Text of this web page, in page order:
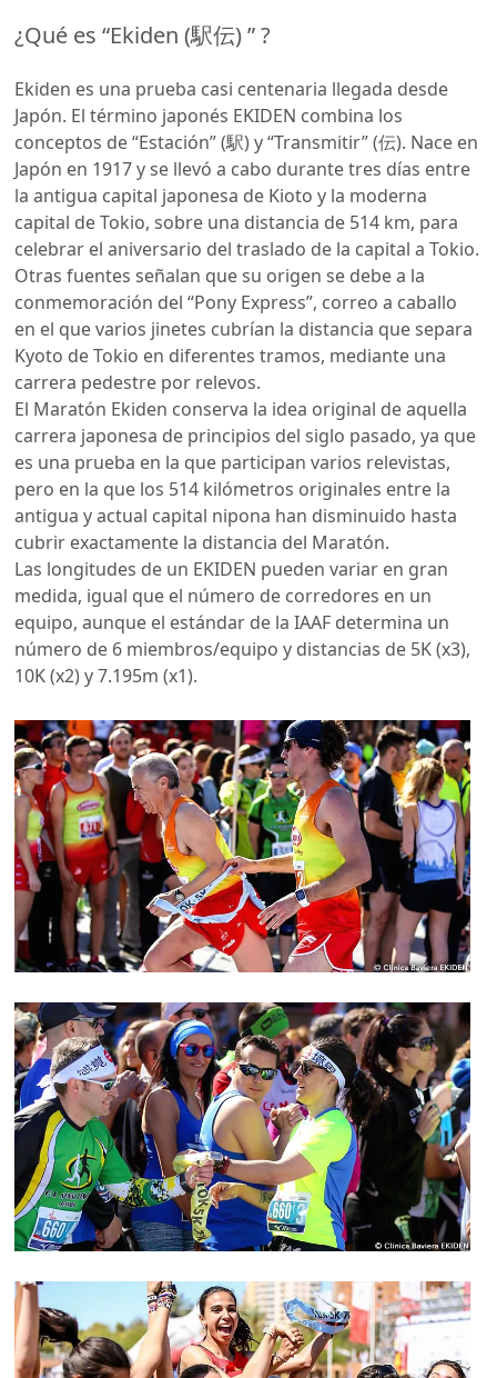
¿Qué es “Ekiden (駅伝) ” ?
Ekiden es una prueba casi centenaria llegada desde
Japón. El término japonés EKIDEN combina los
conceptos de “Estación” (駅) y “Transmitir” (伝). Nace en
Japón en 1917 y se llevó a cabo durante tres días entre
la antigua capital japonesa de Kioto y la moderna
capital de Tokio, sobre una distancia de 514 km, para
celebrar el aniversario del traslado de la capital a Tokio.
Otras fuentes señalan que su origen se debe a la
conmemoración del “Pony Express”, correo a caballo
en el que varios jinetes cubrían la distancia que separa
Kyoto de Tokio en diferentes tramos, mediante una
carrera pedestre por relevos.
El Maratón Ekiden conserva la idea original de aquella
carrera japonesa de principios del siglo pasado, ya que
es una prueba en la que participan varios relevistas,
pero en la que los 514 kilómetros originales entre la
antigua y actual capital nipona han disminuido hasta
cubrir exactamente la distancia del Maratón.
Las longitudes de un EKIDEN pueden variar en gran
medida, igual que el número de corredores en un
equipo, aunque el estándar de la IAAF determina un
número de 6 miembros/equipo y distancias de 5K (x3),
10K (x2) y 7.195m (x1).